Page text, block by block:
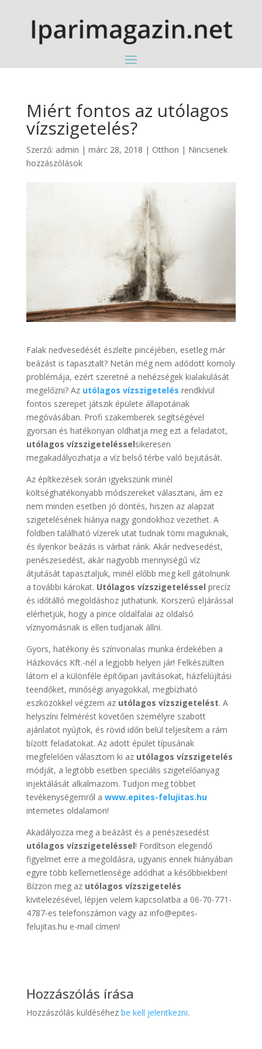
Miért fontos az utólagos
vízszigetelés?
Szerző: admin | márc 28, 2018 | Otthon | Nincsenek
hozzászólások
Falak nedvesedését észlelte pincéjében, esetleg már
beázást is tapasztalt? Netán még nem adódott komoly
problémája, ezért szeretné a nehézségek kialakulását
megelőzni? Az utólagos vízszigetelés rendkívül
fontos szerepet játszik épülete állapotának
megóvásában. Profi szakemberek segítségével
gyorsan és hatékonyan oldhatja meg ezt a feladatot,
utólagos vízszigetelésselsikeresen
megakadályozhatja a víz belső térbe való bejutását.
Az építkezések során igyekszünk minél
költséghatékonyabb módszereket választani, ám ez
nem minden esetben jó döntés, hiszen az alapzat
szigetelésének hiánya nagy gondokhoz vezethet. A
földben található vízerek utat tudnak törni maguknak,
és ilyenkor beázás is várhat ránk. Akár nedvesedést,
penészesedést, akár nagyobb mennyiségű víz
átjutását tapasztaljuk, minél előbb meg kell gátolnunk
a további károkat. Utólagos vízszigeteléssel precíz
és időtálló megoldáshoz juthatunk. Korszerű eljárással
elérhetjük, hogy a pince oldalfalai az oldalsó
víznyomásnak is ellen tudjanak állni.
Gyors, hatékony és színvonalas munka érdekében a
Házkovács Kft.-nél a legjobb helyen jár! Felkészülten
látom el a különféle építőipari javításokat, házfelújítási
teendőket, minőségi anyagokkal, megbízható
eszközökkel végzem az utólagos vízszigetelést. A
helyszíni felmérést követően személyre szabott
ajánlatot nyújtok, és rövid időn belül teljesítem a rám
bízott feladatokat. Az adott épület típusának
megfelelően választom ki az utólagos vízszigetelés
módját, a legtöbb esetben speciális szigetelőanyag
injektálását alkalmazom. Tudjon meg többet
tevékenységemről a www.epites-felujitas.hu
internetes oldalamon!
Akadályozza meg a beázást és a penészesedést
utólagos vízszigeteléssel! Fordítson elegendő
figyelmet erre a megoldásra, ugyanis ennek hiányában
egyre több kellemetlensége adódhat a későbbiekben!
Bízzon meg az utólagos vízszigetelés
kivitelezésével, lépjen velem kapcsolatba a 06-70-771-
4787-es telefonszámon vagy az info@epites-
felujitas.hu e-mail címen!
Hozzászólás írása
Hozzászólás küldéséhez be kell jelentkezni.